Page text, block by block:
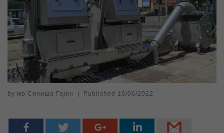
by мр Синиша Гајин Published 16/06/2022